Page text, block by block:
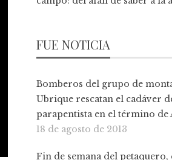
FUE NOTICIA
Bomberos del grupo de
Ubrique rescatan el cadáver
parapentista en el término de
18 de agosto de 2013
Fin de semana del petaquero,